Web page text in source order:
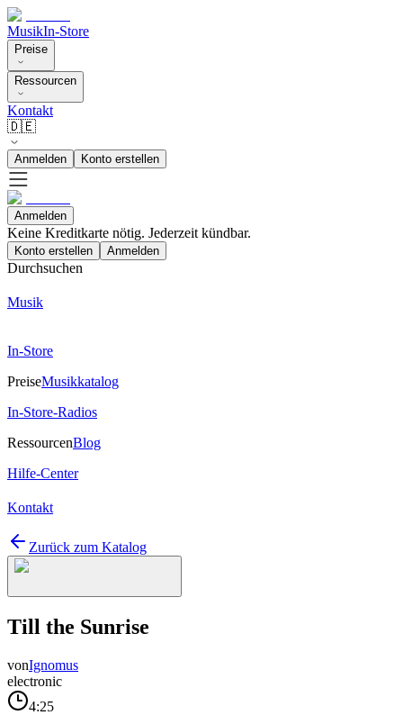
MusikIn-Store
Preise
Ressourcen
Kontakt
🇩🇪
Anmelden Konto erstellen
Anmelden
Keine Kreditkarte nötig. Jederzeit kündbar.
Konto erstellen Anmelden
Durchsuchen
Musik
In-Store
PreiseMusikkatalog
In-Store-Radios
RessourcenBlog
Hilfe-Center
Kontakt
Zurück zum Katalog
Till the Sunrise
vonIgnomus
electronic
4:25